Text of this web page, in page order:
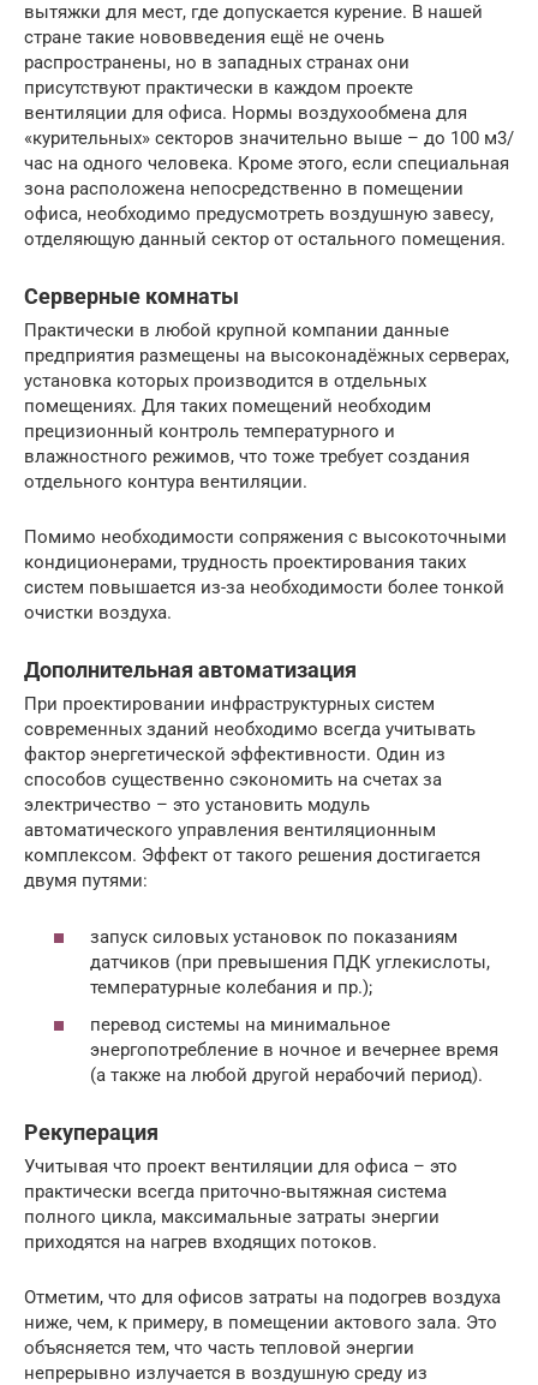
вытяжки для мест, где допускается курение. В нашей
стране такие нововведения ещё не очень
распространены, но в западных странах они
присутствуют практически в каждом проекте
вентиляции для офиса. Нормы воздухообмена для
«курительных» секторов значительно выше – до 100 м3/
час на одного человека. Кроме этого, если специальная
зона расположена непосредственно в помещении
офиса, необходимо предусмотреть воздушную завесу,
отделяющую данный сектор от остального помещения.
Серверные комнаты
Практически в любой крупной компании данные
предприятия размещены на высоконадёжных серверах,
установка которых производится в отдельных
помещениях. Для таких помещений необходим
прецизионный контроль температурного и
влажностного режимов, что тоже требует создания
отдельного контура вентиляции.
Помимо необходимости сопряжения с высокоточными
кондиционерами, трудность проектирования таких
систем повышается из-за необходимости более тонкой
очистки воздуха.
Дополнительная автоматизация
При проектировании инфраструктурных систем
современных зданий необходимо всегда учитывать
фактор энергетической эффективности. Один из
способов существенно сэкономить на счетах за
электричество – это установить модуль
автоматического управления вентиляционным
комплексом. Эффект от такого решения достигается
двумя путями:
запуск силовых установок по показаниям
датчиков (при превышения ПДК углекислоты,
температурные колебания и пр.);
перевод системы на минимальное
энергопотребление в ночное и вечернее время
(а также на любой другой нерабочий период).
Рекуперация
Учитывая что проект вентиляции для офиса – это
практически всегда приточно-вытяжная система
полного цикла, максимальные затраты энергии
приходятся на нагрев входящих потоков.
Отметим, что для офисов затраты на подогрев воздуха
ниже, чем, к примеру, в помещении актового зала. Это
объясняется тем, что часть тепловой энергии
непрерывно излучается в воздушную среду из